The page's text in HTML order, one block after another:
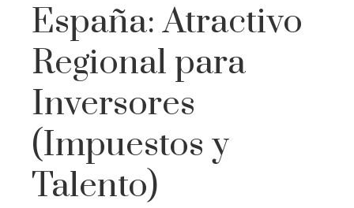
España: Atractivo
Regional para
Inversores
(Impuestos y
Talento)